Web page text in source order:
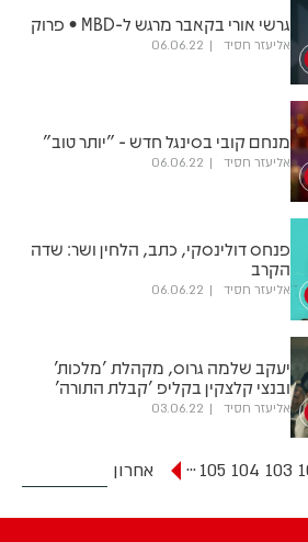
גרשי אורי בקאבר מרגש ל-MBD • פרוק
אליעזר חסיד 06.06.22
מנחם קובי בסינגל חדש - "יותר טוב"
אליעזר חסיד 06.06.22
פנחס דולינסקי, כתב, הלחין ושר: שדה
הקרב
אליעזר חסיד 06.06.22
יעקב שלמה גרוס, מקהלת 'מלכות'
ובנצי קלצקין בקליפ 'קבלת התורה'
אליעזר חסיד 03.06.22
103
104
105
... אחרון